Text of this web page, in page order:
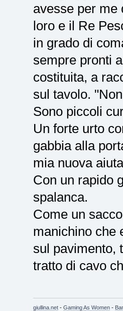
avesse per me
loro e il Re
in grado di
sempre pronti
costituita, a
sul tavolo.
Sono piccoli
Un forte urto
gabbia alla
mia nuova
Con un rapido
spalanca.
Come un
manichino che
sul pavimento,
tratto di cavo
giullina.net- Gaming As Women-